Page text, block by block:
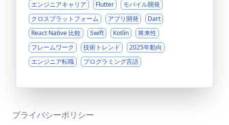
エンジニアキャリア
Flutter
モバイル開発
クロスプラットフォーム
アプリ開発
Dart
React Native 比較
Swift Kotlin
将来性
フレームワーク
技術トレンド
2025年動向
エンジニア転職
プログラミング言語
プライバシーポリシー